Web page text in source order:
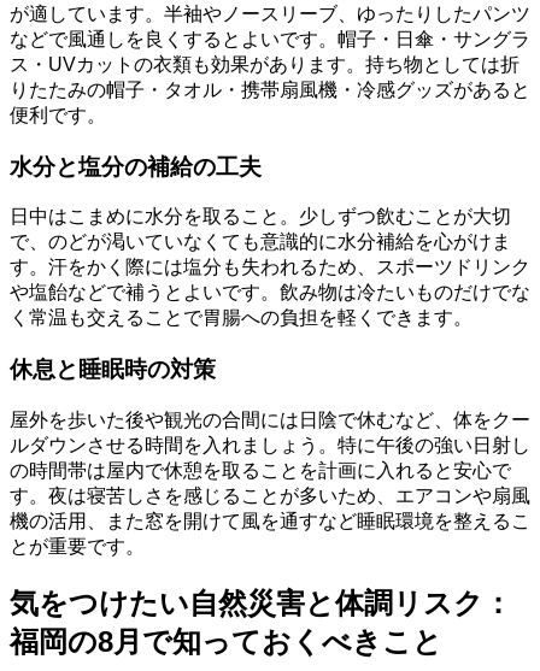
が適しています。半袖やノースリーブ、ゆったりしたパンツ
などで風通しを良くするとよいです。帽子・日傘・サングラ
ス・UVカットの衣類も効果があります。持ち物としては折
りたたみの帽子・タオル・携帯扇風機・冷感グッズがあると
便利です。
水分と塩分の補給の工夫
日中はこまめに水分を取ること。少しずつ飲むことが大切
で、のどが渇いていなくても意識的に水分補給を心がけま
す。汗をかく際には塩分も失われるため、スポーツドリンク
や塩飴などで補うとよいです。飲み物は冷たいものだけでな
く常温も交えることで胃腸への負担を軽くできます。
休息と睡眠時の対策
屋外を歩いた後や観光の合間には日陰で休むなど、体をクー
ルダウンさせる時間を入れましょう。特に午後の強い日射し
の時間帯は屋内で休憩を取ることを計画に入れると安心で
す。夜は寝苦しさを感じることが多いため、エアコンや扇風
機の活用、また窓を開けて風を通すなど睡眠環境を整えるこ
とが重要です。
気をつけたい自然災害と体調リスク：
福岡の8月で知っておくべきこと